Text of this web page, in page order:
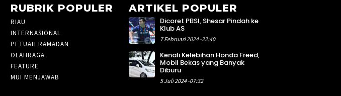
RUBRIK POPULER
RIAU
INTERNASIONAL
PETUAH RAMADAN
OLAHRAGA
FEATURE
MUI MENJAWAB
ARTIKEL POPULER
Dicoret PBSI, Shesar Pindah ke
Klub AS
7 Februari 2024 -22:40
Kenali Kelebihan Honda Freed,
Mobil Bekas yang Banyak
Diburu
5 Juli 2024 -07:32